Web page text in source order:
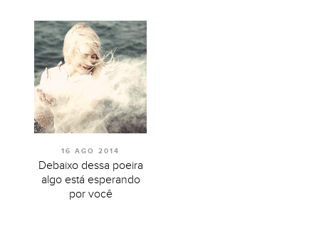
16 AGO 2014
Debaixo dessa poeira
algo está esperando
por você